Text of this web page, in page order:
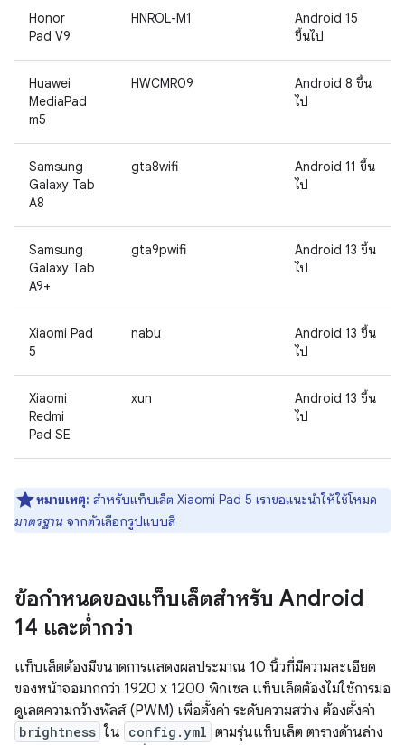
Honor
Pad V9
HNROL-M1
Android 15
ขึ้นไป
Huawei
MediaPad
m5
HWCMR09
Android 8 ขึ้น
ไป
Samsung
Galaxy Tab
A8
gta8wifi
Android 11 ขึ้น
ไป
Samsung
Galaxy Tab
A9+
gta9pwifi
Android 13 ขึ้น
ไป
Xiaomi Pad
5
nabu
Android 13 ขึ้น
ไป
Xiaomi
Redmi
Pad SE
xun
Android 13 ขึ้น
ไป
หมายเหตุ: สำหรับแท็บเล็ต Xiaomi Pad 5 เราขอแนะนำให้ใช้โหมด
มาตรฐาน จากตัวเลือกรูปแบบสี
ข้อกำหนดของแท็บเล็ตสำหรับ Android
14 และต่ำกว่า
แท็บเล็ตต้องมีขนาดการแสดงผลประมาณ 10 นิ้วที่มีความละเอียด
ของหน้าจอมากกว่า 1920 x 1200 พิกเซล แท็บเล็ตต้องไม่ใช้การมอ
ดูเลตความกว้างพัลส์ (PWM) เพื่อตั้งค่า ระดับความสว่าง ต้องตั้งค่า
brightness ใน config.yml ตามรุ่นแท็บเล็ต ตารางด้านล่าง